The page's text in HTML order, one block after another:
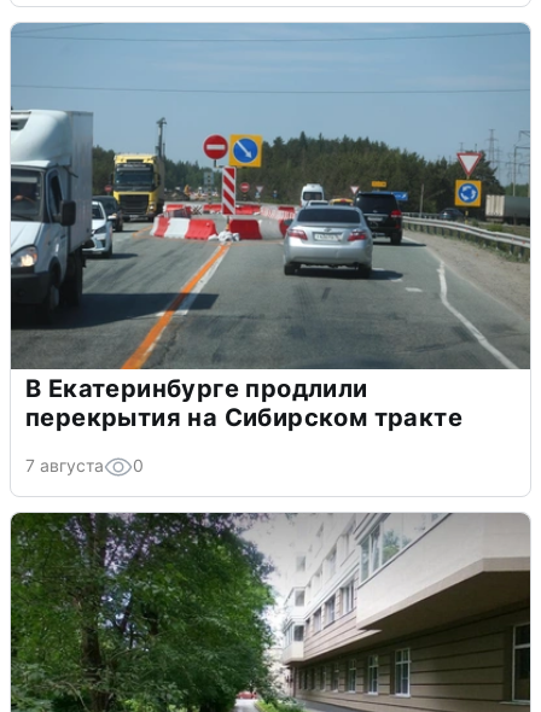
В Екатеринбурге продлили
перекрытия на Сибирском тракте
7 августа 0